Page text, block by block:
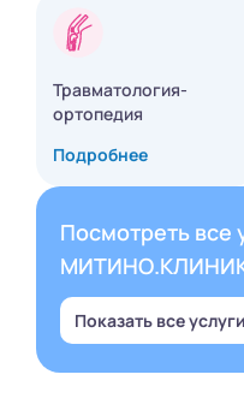
Травматология-
ортопедия
Подробнее
Посмотреть все
Показать все услуги